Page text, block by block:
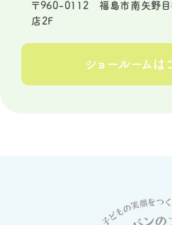
〒960-0112 福島市南矢野目
店2F
ショールームは